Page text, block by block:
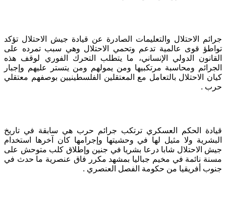
جرائم الاحتلال والتعليمات الصادرة عن قيادة جيش الاحتلال تؤكد
تواطؤ قوى عالمية تدعم وتحمي الاحتلال وهي سبب تمرده على
القانون الدولي الإنساني، ما يتطلب التحرك الفوري لوقف هذه
الجرائم ومحاسبة مرتكبيها ومن يمولهم ومن يتستر عليهم وإجبار
كيان الاحتلال بالتعامل مع المعتقلين الفلسطينيين بوصفهم معتقلي
حرب .
قيادة الحكم العسكري ترتكب جرائم حرب هي سابقة في تاريخ
البشرية ولا مثيل لها في وحشيتها وإجرامها كان آخرها استخدام
جيش الاحتلال شابا درعا بشريا في جنين وإطلاق كلب متوحش على
مسنة نائمة في مخيم جباليا بمشهد مكرر فاق عنصرية ما حدث في
جنوب أفريقيا من حكومة الفصل العنصري .